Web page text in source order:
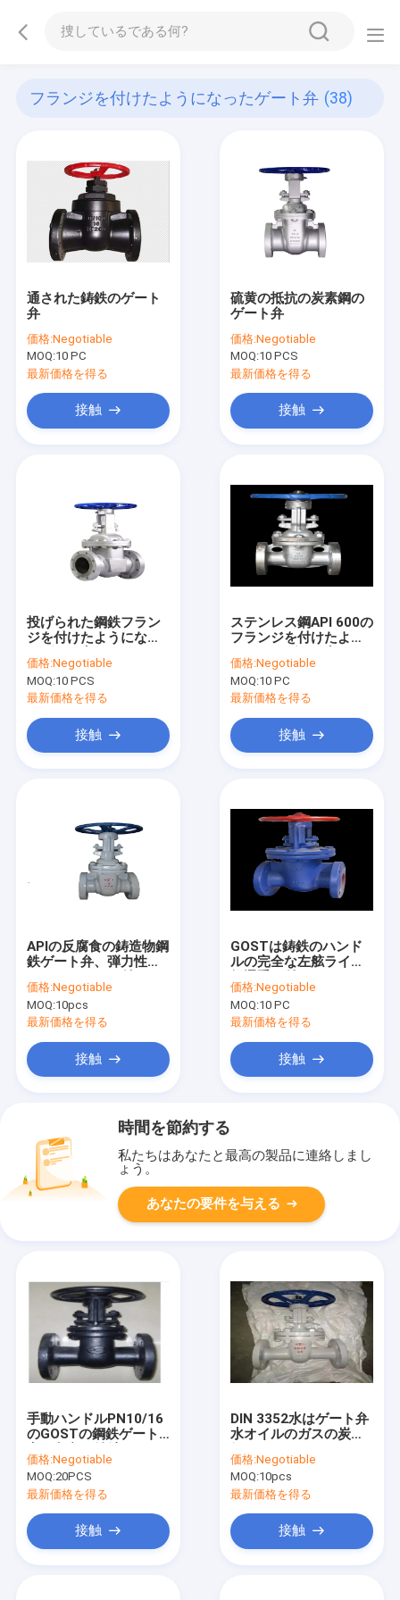
フランジを付けたようになったゲート弁 (38)
通された鋳鉄のゲート
弁
価格:Negotiable
MOQ:10 PC
最新価格を得る
接触
硫黄の抵抗の炭素鋼の
ゲート弁
価格:Negotiable
MOQ:10 PCS
最新価格を得る
接触
投げられた鋼鉄フラン
ジを付けたようになっ
価格:Negotiable
MOQ:10 PCS
最新価格を得る
接触
ステンレス鋼API 600の
フランジを付けたよう
150LB圧力正常な温度
価格:Negotiable
MOQ:10 PC
最新価格を得る
接触
APIの反腐食の鋳造物鋼
鉄ゲート弁、弾力性の
ようになった水門弁
価格:Negotiable
MOQ:10pcs
最新価格を得る
接触
GOSTは鋳鉄のハンド
ルの完全な左舷ライト
ランジを付けたように
なったゲート弁を
価格:Negotiable
MOQ:10 PC
最新価格を得る
接触
時間を節約する
私たちはあなたと最高の製品に連絡しまし
ょう。
あなたの要件を与える
手動ハンドルPN10/16
のGOSTの鋼鉄ゲート
の上昇の茎を
価格:Negotiable
MOQ:20PCS
最新価格を得る
接触
DIN 3352水はゲート弁
水オイルのガスの炭素
付けたようになった
価格:Negotiable
MOQ:10pcs
最新価格を得る
接触